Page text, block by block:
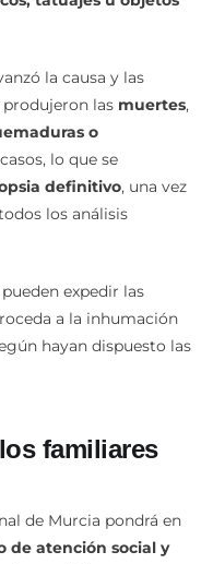
la causa y las
produjeron las muertes,
o
lo que se
definitivo, una vez
los análisis
expedir las
a la inhumación
hayan dispuesto las
familiares
de Murcia pondrá en
de atención social y